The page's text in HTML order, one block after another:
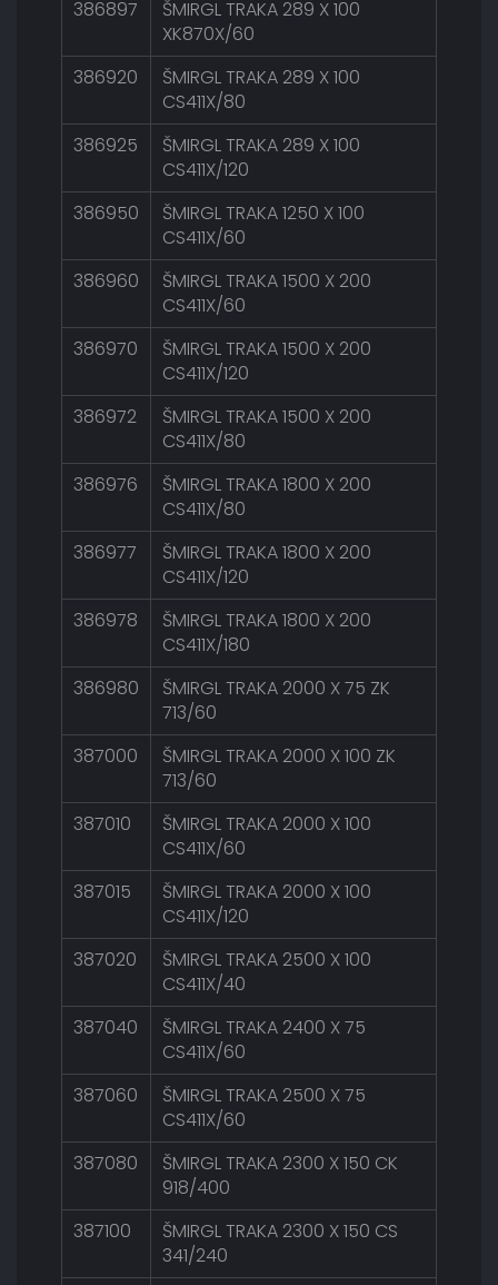
386897
ŠMIRGL TRAKA 289 X 100
XK870X/60
386920
ŠMIRGL TRAKA 289 X 100
CS411X/80
386925
ŠMIRGL TRAKA 289 X 100
CS411X/120
386950
ŠMIRGL TRAKA 1250 X 100
CS411X/60
386960
ŠMIRGL TRAKA 1500 X 200
CS411X/60
386970
ŠMIRGL TRAKA 1500 X 200
CS411X/120
386972
ŠMIRGL TRAKA 1500 X 200
CS411X/80
386976
ŠMIRGL TRAKA 1800 X 200
CS411X/80
386977
ŠMIRGL TRAKA 1800 X 200
CS411X/120
386978
ŠMIRGL TRAKA 1800 X 200
CS411X/180
386980
ŠMIRGL TRAKA 2000 X 75 ZK
713/60
387000
ŠMIRGL TRAKA 2000 X 100 ZK
713/60
387010
ŠMIRGL TRAKA 2000 X 100
CS411X/60
387015
ŠMIRGL TRAKA 2000 X 100
CS411X/120
387020
ŠMIRGL TRAKA 2500 X 100
CS411X/40
387040
ŠMIRGL TRAKA 2400 X 75
CS411X/60
387060
ŠMIRGL TRAKA 2500 X 75
CS411X/60
387080
ŠMIRGL TRAKA 2300 X 150 CK
918/400
387100
ŠMIRGL TRAKA 2300 X 150 CS
341/240